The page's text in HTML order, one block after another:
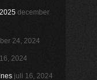
december
24, 2024
2024
juli 16, 2024